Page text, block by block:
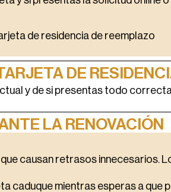
de residencia de reemplazo
DE
y de si presentas todo
LA RENOVACIÓN
causan retrasos innecesarios.
caduque mientras esperas a que